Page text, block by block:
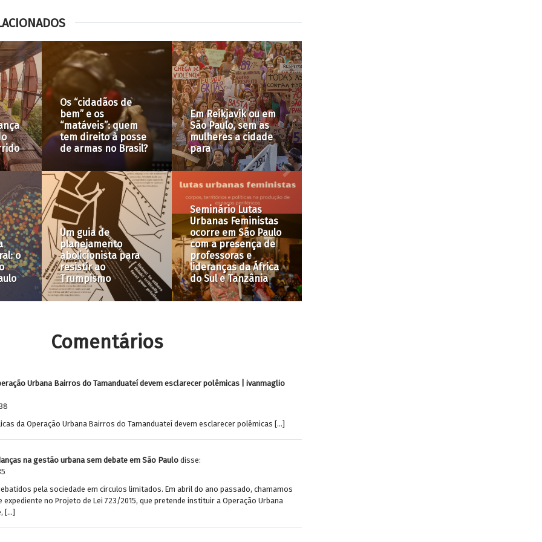
é
As lutas por espaços
públicos em São
Paulo e o caso
Tempelhof
#AtingidosPelaPPP:
resistência e
incidência na PPP
Municipal da Zona
Norte de SP
foi
Aspectos financeiros
da Operação Urbana
Água Branca serão
tema de reunião
Fim da disputa:
acordo garante que
terreno do Parque
Augusta será público
Comentários
Urbana Bairros do Tamanduateí devem esclarecer polêmicas | ivanmaglio
da Operação Urbana Bairros do Tamanduateí devem esclarecer polêmicas […]
na gestão urbana sem debate em São Paulodisse:
pela sociedade em círculos limitados. Em abril do ano passado, chamamos
no Projeto de Lei 723/2015, que pretende instituir a Operação Urbana
[…]